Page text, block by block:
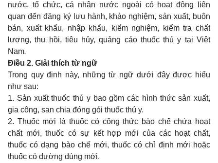
nước, tổ chức, cá nhân nước ngoài có hoạt động liên
quan đến đăng ký lưu hành, khảo nghiệm, sản xuất, buôn
bán, xuất khẩu, nhập khẩu, kiểm nghiệm, kiểm tra chất
lượng, thu hồi, tiêu hủy, quảng cáo thuốc thú y tại Việt
Nam.
Điều 2. Giải thích từ ngữ
Trong quy định này, những từ ngữ dưới đây được hiểu
như sau:
1. Sản xuất thuốc thú y bao gồm các hình thức sản xuất,
gia công, san chia đóng gói thuốc thú y.
2. Thuốc mới là thuốc có công thức bào chế chứa hoạt
chất mới, thuốc có sự kết hợp mới của các hoạt chất,
thuốc có dạng bào chế mới, thuốc có chỉ định mới hoặc
thuốc có đường dùng mới.